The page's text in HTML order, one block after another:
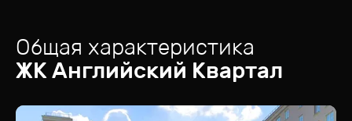
Общая характеристика
ЖКАнглийский Квартал